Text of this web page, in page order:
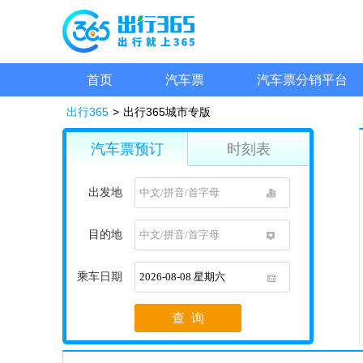
首页 汽车票 汽车票分销平台
出行365 > 出行365城市专版
汽车票预订 时刻表
出发地
目的地
1
乘车日期
1
查 询